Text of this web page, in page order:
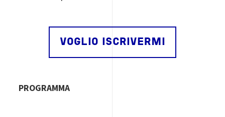
VOGLIO ISCRIVERMI
PROGRAMMA